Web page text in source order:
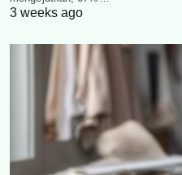
3 weeks ago